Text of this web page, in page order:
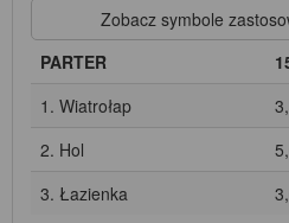
Zobacz symbole
PARTER
1. Wiatrołap
2. Hol
3. Łazienka